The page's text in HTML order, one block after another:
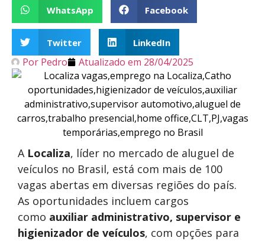
WhatsApp Facebook
Twitter LinkedIn
Por Pedro Atualizado em 28/04/2025
A Localiza, líder no mercado de aluguel de
veículos no Brasil, está com mais de 100
vagas abertas em diversas regiões do país.
As oportunidades incluem cargos
como auxiliar administrativo, supervisor e
higienizador de veículos, com opções para